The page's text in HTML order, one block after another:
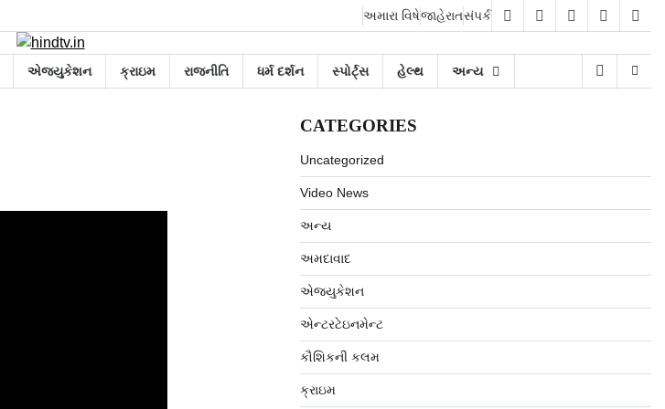
અમારા વિષેજાહેરાતસંપર્ક
facebooktwitterinstagram
twitter
એજ્યુકેશન ક્રાઇમ રાજનીતિ ધર્મ દર્શન સ્પોર્ટ્સ હેલ્થ અન્ય
CATEGORIES
Uncategorized
Video News
અન્ય
અમદાવાદ
એજ્યુકેશન
એન્ટરટેઇનમેન્ટ
કૌશિકની કલમ
ક્રાઇમ